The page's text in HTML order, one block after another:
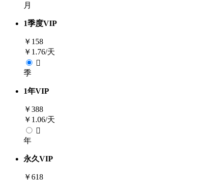
月
1季度VIP
￥ 158
￥1.76/天

季
1年VIP
￥388
￥1.06/天

年
永久VIP
￥618